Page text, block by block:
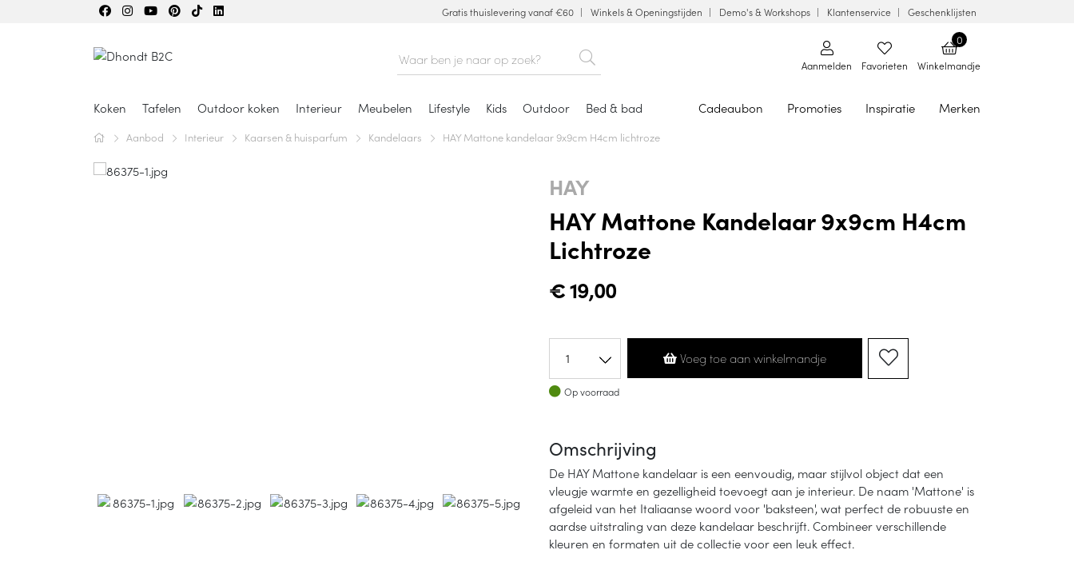
Gratis thuislevering vanaf €60 Winkels & Openingstijden Demo's & Workshops Klantenservice Geschenklijsten
Aanmelden Favorieten
0
Winkelmandje
Koken Tafelen Outdoor koken Interieur Meubelen Lifestyle Kids Outdoor Bed & bad Cadeaubon Promoties Inspiratie Merken
Aanbod Interieur Kaarsen & huisparfum Kandelaars HAY Mattone kandelaar 9x9cm H4cm lichtroze
HAY
HAY Mattone Kandelaar 9x9cm H4cm
Lichtroze
€19,00
Voeg toe aan winkelmandje
Op voorraad
Op voorraad
Omschrijving
De HAY Mattone kandelaar is een eenvoudig, maar stijlvol object dat een
vleugje warmte en gezelligheid toevoegt aan je interieur. De naam 'Mattone' is
afgeleid van het Italiaanse woord voor 'baksteen', wat perfect de robuuste en
aardse uitstraling van deze kandelaar beschrijft. Combineer verschillende
kleuren en formaten uit de collectie voor een leuk effect.